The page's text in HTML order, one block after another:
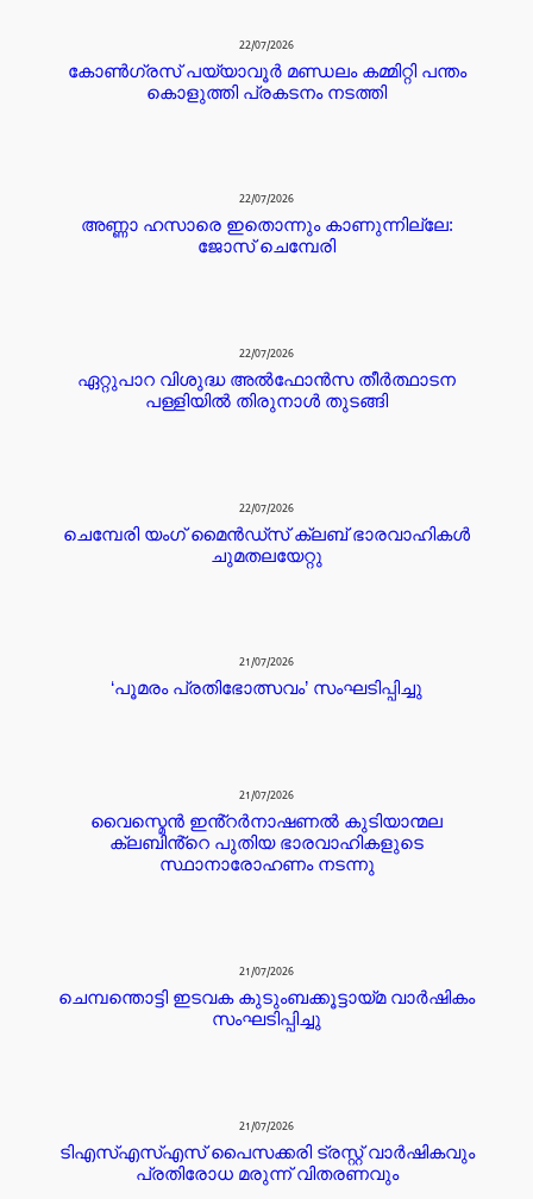
22/07/2026
കോൺഗ്രസ് പയ്യാവൂർ മണ്ഡലം കമ്മിറ്റി പന്തം
കൊളുത്തി പ്രകടനം നടത്തി
22/07/2026
അണ്ണാ ഹസാരെ ഇതൊന്നും കാണുന്നില്ലേ:
ജോസ് ചെമ്പേരി
22/07/2026
ഏറ്റുപാറ വിശുദ്ധ അൽഫോൻസ തീർത്ഥാടന
പള്ളിയിൽ തിരുനാൾ തുടങ്ങി
22/07/2026
ചെമ്പേരി യംഗ് മൈൻഡ്സ് ക്ലബ് ഭാരവാഹികൾ
ചുമതലയേറ്റു
21/07/2026
‘പൂമരം പ്രതിഭോത്സവം’ സംഘടിപ്പിച്ചു
21/07/2026
വൈസ്മെൻ ഇൻ്റർനാഷണൽ കുടിയാന്മല
ക്ലബിൻ്റെ പുതിയ ഭാരവാഹികളുടെ
സ്ഥാനാരോഹണം നടന്നു
21/07/2026
ചെമ്പന്തൊട്ടി ഇടവക കുടുംബക്കൂട്ടായ്മ വാർഷികം
സംഘടിപ്പിച്ചു
21/07/2026
ടിഎസ്എസ്എസ് പൈസക്കരി ട്രസ്റ്റ് വാർഷികവും
പ്രതിരോധ മരുന്ന് വിതരണവും